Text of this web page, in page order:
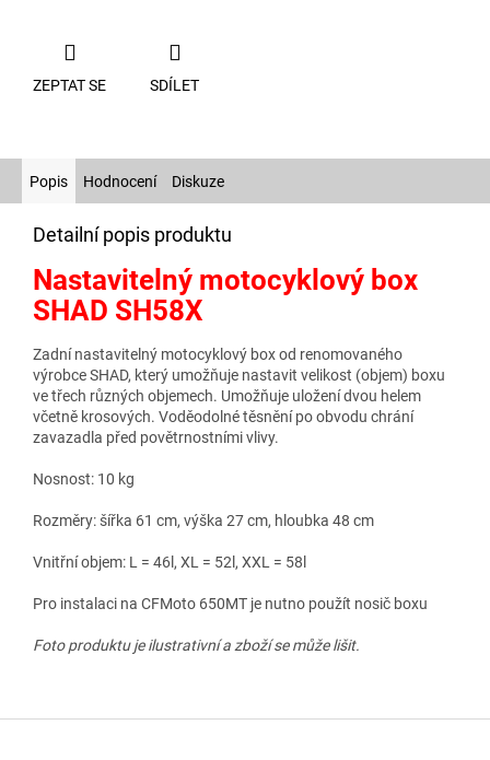
ZEPTAT SE SDÍLET
Popis Hodnocení Diskuze
Detailní popis produktu
Nastavitelný motocyklový box
SHAD SH58X
Zadní nastavitelný motocyklový box od renomovaného
výrobce SHAD, který umožňuje nastavit velikost (objem) boxu
ve třech různých objemech. Umožňuje uložení dvou helem
včetně krosových. Voděodolné těsnění po obvodu chrání
zavazadla před povětrnostními vlivy.
Nosnost: 10 kg
Rozměry: šířka 61 cm, výška 27 cm, hloubka 48 cm
Vnitřní objem: L = 46l, XL = 52l, XXL = 58l
Pro instalaci na CFMoto 650MT je nutno použít nosič boxu
Foto produktu je ilustrativní a zboží se může lišit.